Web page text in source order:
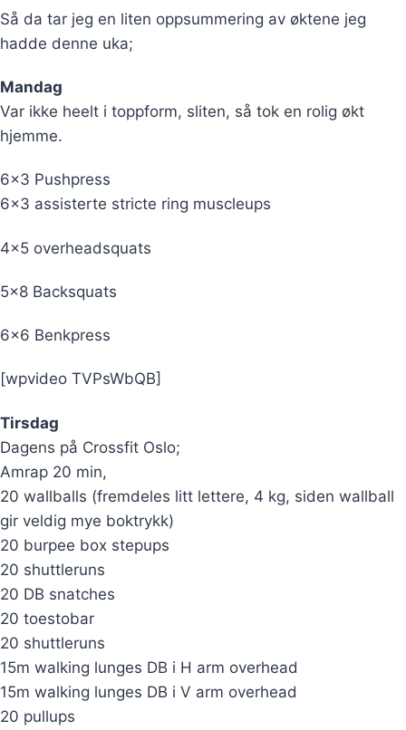
Så da tar jeg en liten oppsummering av øktene jeg
hadde denne uka;
Mandag
Var ikke heelt i toppform, sliten, så tok en rolig økt
hjemme.
6×3 Pushpress
6×3 assisterte stricte ring muscleups
4×5 overheadsquats
5×8 Backsquats
6×6 Benkpress
[wpvideo TVPsWbQB]
Tirsdag
Dagens på Crossfit Oslo;
Amrap 20 min,
20 wallballs (fremdeles litt lettere, 4 kg, siden wallball
gir veldig mye boktrykk)
20 burpee box stepups
20 shuttleruns
20 DB snatches
20 toestobar
20 shuttleruns
15m walking lunges DB i H arm overhead
15m walking lunges DB i V arm overhead
20 pullups